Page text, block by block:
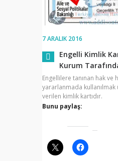
7 ARALIK 2016
Engelli Kimlik
Kurum
Engellilere tanınan hak ve
yararlanmada
verilen kimlik kartıdır.
Bunu paylaş: